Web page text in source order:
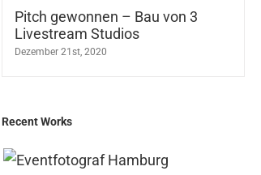
Pitch gewonnen – Bau von 3
Livestream Studios
Dezember 21st, 2020
Recent Works